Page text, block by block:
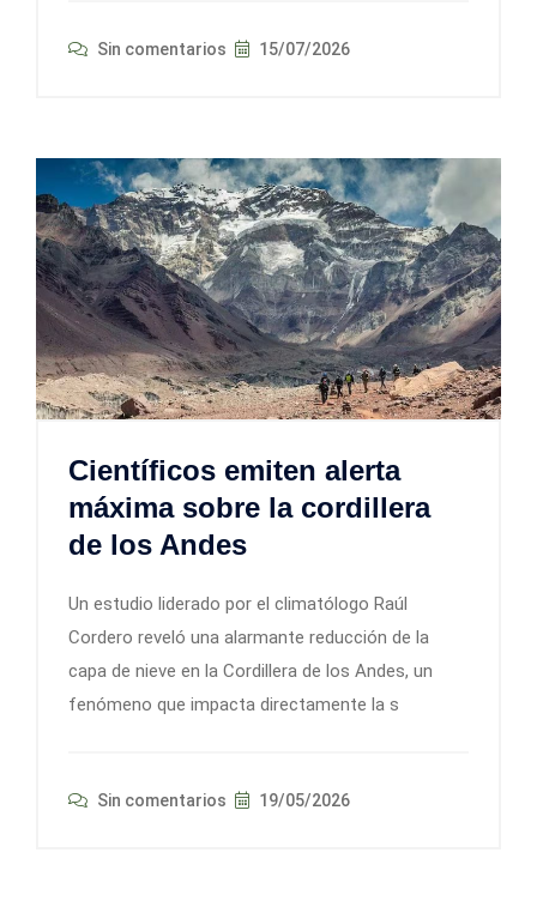
Sin comentarios 15/07/2026
Científicos emiten alerta
máxima sobre la cordillera
de los Andes
Un estudio liderado por el climatólogo Raúl
Cordero reveló una alarmante reducción de la
capa de nieve en la Cordillera de los Andes, un
fenómeno que impacta directamente la s
Sin comentarios 19/05/2026